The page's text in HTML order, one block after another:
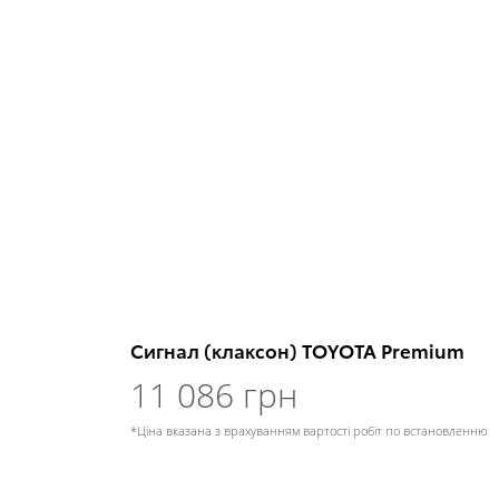
Сигнал (клаксон) TOYOTA Premium
11 086 грн
*Ціна вказана з врахуванням вартості робіт по встановленню